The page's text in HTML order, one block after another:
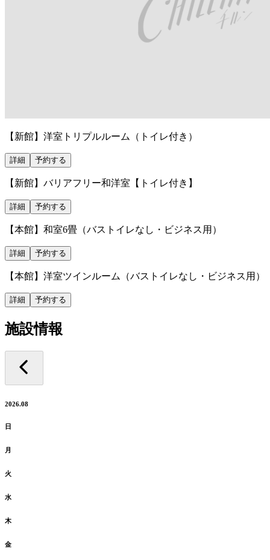
【新館】洋室トリプルルーム（トイレ付き）
詳細 予約する
【新館】バリアフリー和洋室【トイレ付き】
詳細 予約する
【本館】和室6畳（バストイレなし・ビジネス用）
詳細 予約する
【本館】洋室ツインルーム（バストイレなし・ビジネス用）
詳細 予約する
施設情報
2026.08
日
月
火
水
木
金